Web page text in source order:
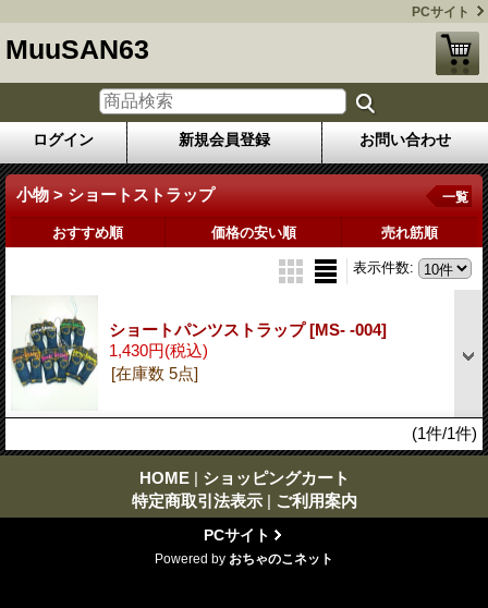
PCサイト
MuuSAN63
ログイン 新規会員登録 お問い合わせ
小物 > ショートストラップ 一覧
おすすめ順 価格の安い順 売れ筋順
表示件数:
ショートパンツストラップ[MS- -004]
1,430円(税込)
[在庫数 5点]
(1件/1件)
HOME | ショッピングカート
特定商取引法表示 | ご利用案内
PCサイト
Powered by おちゃのこネット